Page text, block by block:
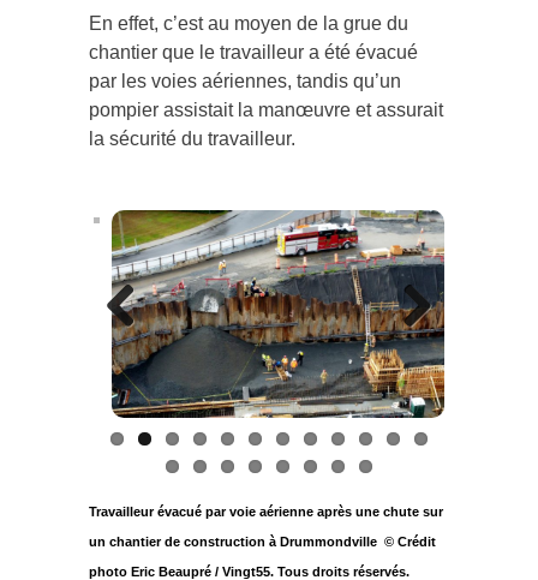
En effet, c’est au moyen de la grue du
chantier que le travailleur a été évacué
par les voies aériennes, tandis qu’un
pompier assistait la manœuvre et assurait
la sécurité du travailleur.
Previous Next
Travailleur évacué par voie aérienne après une chute sur
un chantier de construction à Drummondville © Crédit
photo Eric Beaupré / Vingt55. Tous droits réservés.